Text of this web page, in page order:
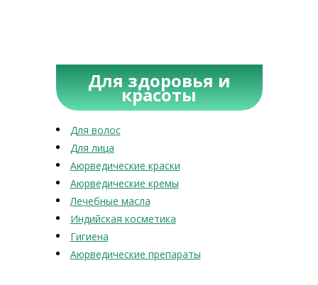
Для здоровья и
красоты
Для волос
Для лица
Аюрведические краски
Аюрведические кремы
Лечебные масла
Индийская косметика
Гигиена
Аюрведические препараты